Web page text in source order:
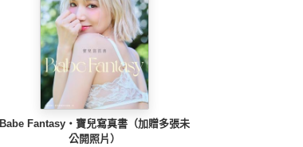
Babe Fantasy‧寶兒寫真書（加贈多張未
公開照片）